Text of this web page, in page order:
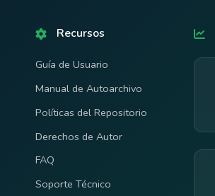
Recursos
Guía de Usuario
Manual de Autoarchivo
Políticas del Repositorio
Derechos de Autor
FAQ
Soporte Técnico